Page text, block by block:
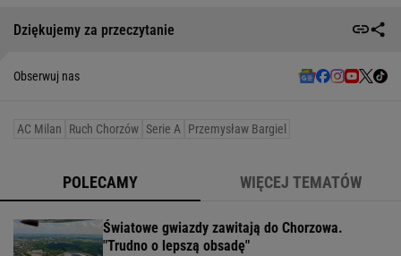
Dziękujemy za przeczytanie
Obserwuj nas
AC Milan Ruch Chorzów Serie A Przemysław Bargiel
POLECAMY WIĘCEJ TEMATÓW
Światowe gwiazdy zawitają do Chorzowa.
"Trudno o lepszą obsadę"